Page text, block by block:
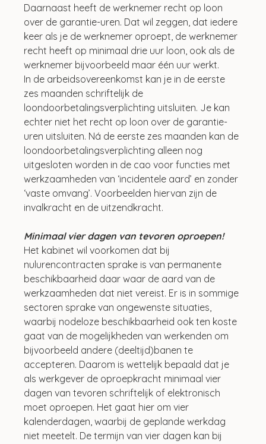
Daarnaast heeft de werknemer recht op loon
over de garantie-uren. Dat wil zeggen, dat iedere
keer als je de werknemer oproept, de werknemer
recht heeft op minimaal drie uur loon, ook als de
werknemer bijvoorbeeld maar één uur werkt.
In de arbeidsovereenkomst kan je in de eerste
zes maanden schriftelijk de
loondoorbetalingsverplichting uitsluiten. Je kan
echter niet het recht op loon over de garantie-
uren uitsluiten. Ná de eerste zes maanden kan de
loondoorbetalingsverplichting alleen nog
uitgesloten worden in de cao voor functies met
werkzaamheden van ‘incidentele aard’ en zonder
‘vaste omvang’. Voorbeelden hiervan zijn de
invalkracht en de uitzendkracht.
Minimaal vier dagen van tevoren oproepen!
Het kabinet wil voorkomen dat bij
nulurencontracten sprake is van permanente
beschikbaarheid daar waar de aard van de
werkzaamheden dat niet vereist. Er is in sommige
sectoren sprake van ongewenste situaties,
waarbij nodeloze beschikbaarheid ook ten koste
gaat van de mogelijkheden van werkenden om
bijvoorbeeld andere (deeltijd)banen te
accepteren. Daarom is wettelijk bepaald dat je
als werkgever de oproepkracht minimaal vier
dagen van tevoren schriftelijk of elektronisch
moet oproepen. Het gaat hier om vier
kalenderdagen, waarbij de geplande werkdag
niet meetelt. De termijn van vier dagen kan bij